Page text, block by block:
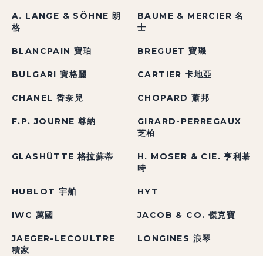
A. LANGE & SÖHNE 朗
格
BAUME & MERCIER 名
士
BLANCPAIN 寶珀 BREGUET 寶璣
BULGARI 寶格麗 CARTIER 卡地亞
CHANEL 香奈兒 CHOPARD 蕭邦
F.P. JOURNE 尊納
GIRARD-PERREGAUX
芝柏
GLASHÜTTE 格拉蘇蒂
H. MOSER & CIE. 亨利慕
時
HUBLOT 宇舶 HYT
IWC 萬國 JACOB & CO. 傑克寶
JAEGER-LECOULTRE
積家
LONGINES 浪琴